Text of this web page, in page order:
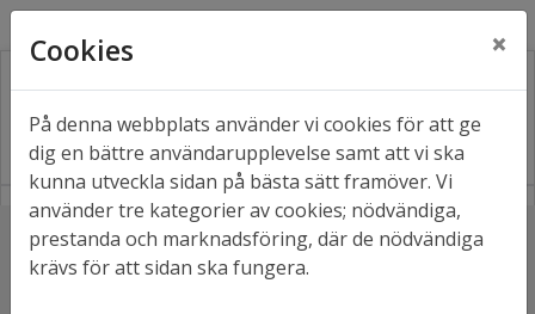
Lyssna
Hem När du söker ledigt Kontraktsskrivning
Cookies ×
På denna webbplats använder vi cookies för att ge
dig en bättre användarupplevelse samt att vi ska
kunna utveckla sidan på bästa sätt framöver. Vi
använder tre kategorier av cookies; nödvändiga,
prestanda och marknadsföring, där de nödvändiga
krävs för att sidan ska fungera.